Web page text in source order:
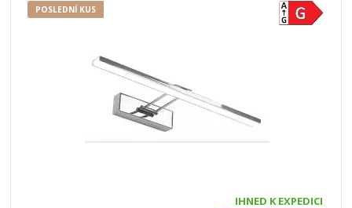
POSLEDNÍ KUS
IHNED K EXPEDICI